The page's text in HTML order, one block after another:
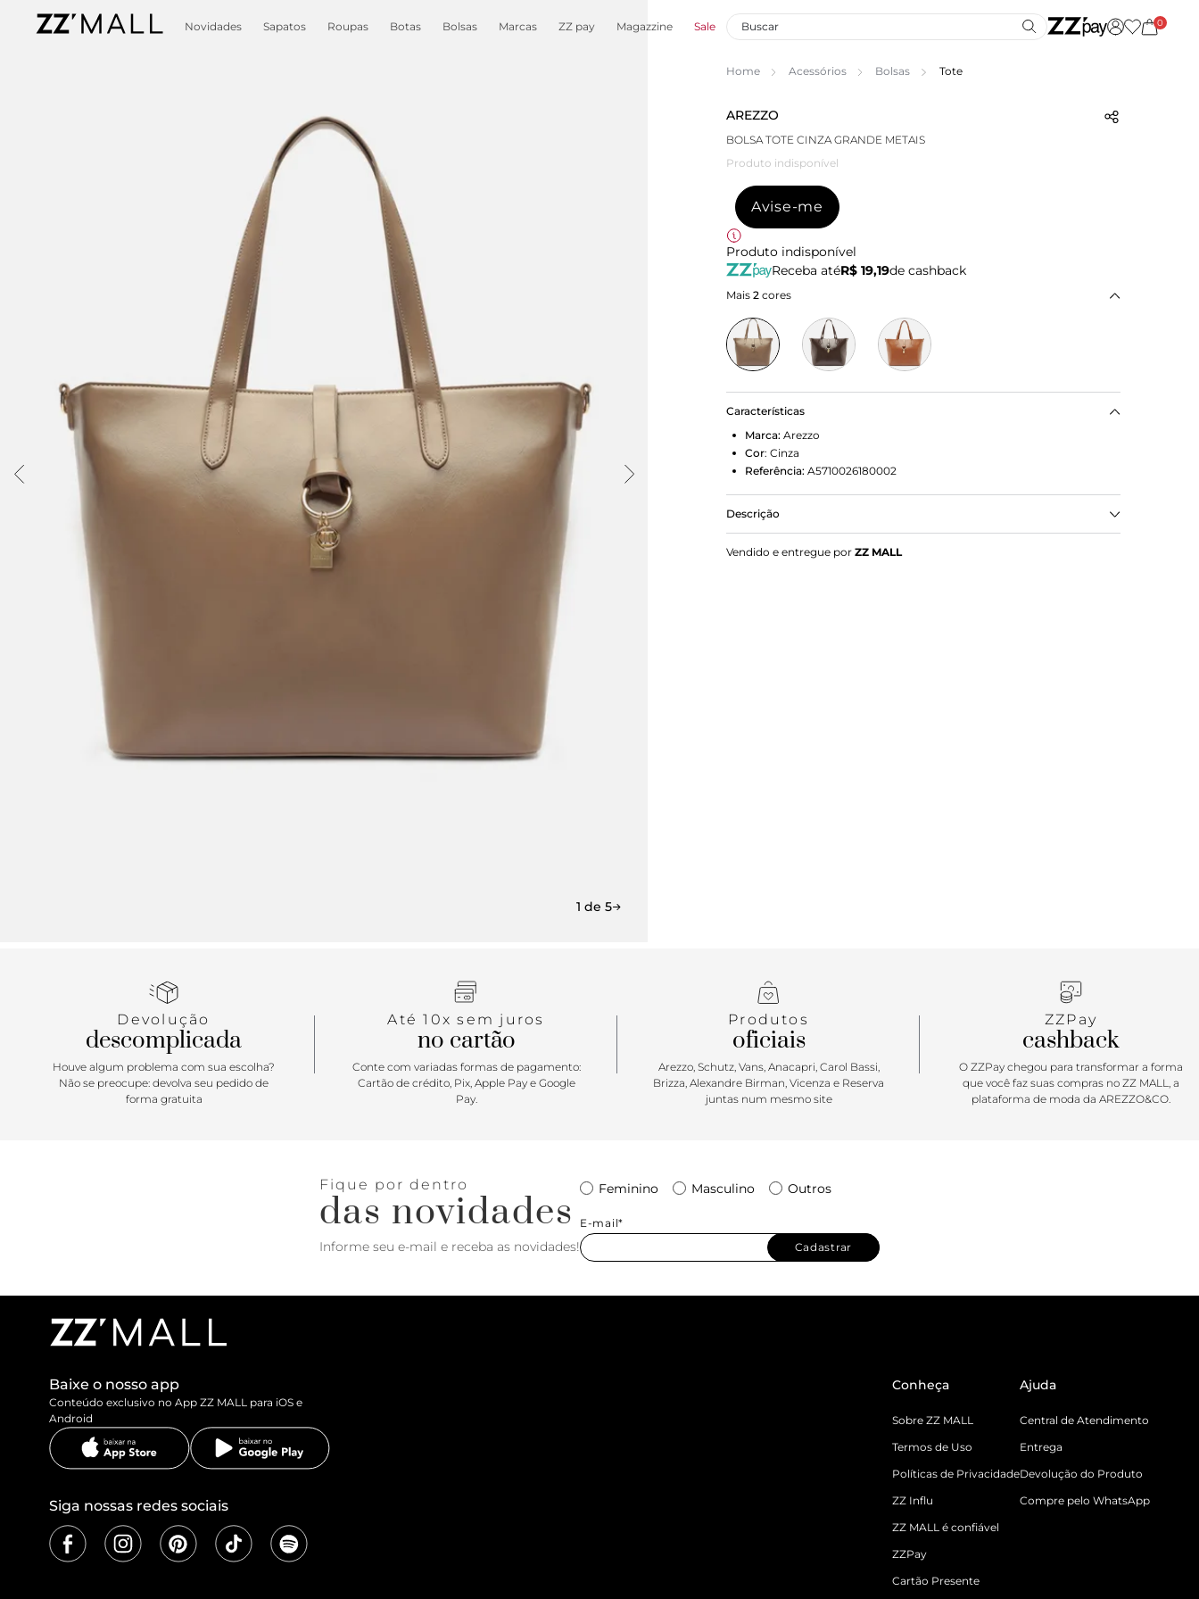
Novidades Sapatos Roupas Botas Bolsas Marcas ZZ pay Magazzine Sale 0
1 de 5
Home Acessórios Bolsas Tote
AREZZO
BOLSA TOTE CINZA GRANDE METAIS
Produto indisponível
Avise-me
Produto indisponível
Receba atéR$ 19,19de cashback
Mais 2 cores
Características
Marca: Arezzo
Cor: Cinza
Referência: A5710026180002
Descrição
Bolsa Tote Cinza Grande Metais
Vendido e entregue por ZZ MALL
Devolução
descomplicada
Houve algum problema com sua escolha?
Não se preocupe: devolva seu pedido de
forma gratuita
Até 10x sem juros
no cartão
Conte com variadas formas de pagamento:
Cartão de crédito, Pix, Apple Pay e Google
Pay.
Produtos
oficiais
Arezzo, Schutz, Vans, Anacapri, Carol Bassi,
Brizza, Alexandre Birman, Vicenza e Reserva
juntas num mesmo site
ZZPay
cashback
O ZZPay chegou para transformar a forma
que você faz suas compras no ZZ MALL, a
plataforma de moda da AREZZO&CO.
Fique por dentro
das novidades
Informe seu e-mail e receba as novidades!
Feminino Masculino Outros
E-mail*
Cadastrar
Baixe o nosso app
Conteúdo exclusivo no App ZZ MALL para iOS e
Android
Siga nossas redes sociais
Conheça
Sobre ZZ MALL
Termos de Uso
Políticas de Privacidade
ZZ Influ
ZZ MALL é confiável
ZZPay
Cartão Presente
Ajuda
Central de Atendimento
Entrega
Devolução do Produto
Compre pelo WhatsApp